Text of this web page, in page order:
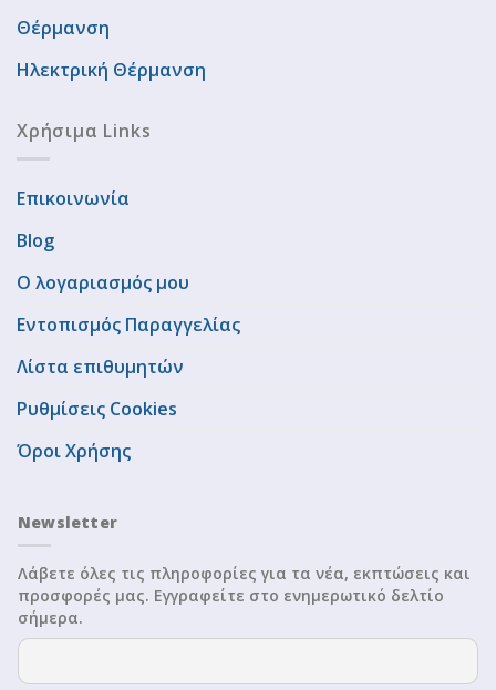
Θέρμανση
Ηλεκτρική Θέρμανση
Χρήσιμα Links
Επικοινωνία
Blog
Ο λογαριασμός μου
Εντοπισμός Παραγγελίας
Λίστα επιθυμητών
Ρυθμίσεις Cookies
Όροι Χρήσης
Newsletter
Λάβετε όλες τις πληροφορίες για τα νέα, εκπτώσεις και
προσφορές μας. Εγγραφείτε στο ενημερωτικό δελτίο
σήμερα.